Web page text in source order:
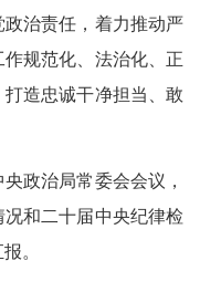
治责任，着力推动严
规范化、法治化、正
造忠诚干净担当、敢
政治局常委会会议，
和二十届中央纪律检
。